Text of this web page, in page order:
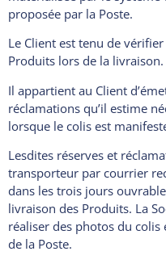
proposée par la Poste.
Le Client est tenu de vérifier
Produits lors de la livraison.
Il appartient au Client
réclamations qu’il estime
lorsque le colis est
Lesdites réserves et
transporteur par courrier
dans les trois jours
livraison des Produits. La
réaliser des photos du colis
de la Poste.